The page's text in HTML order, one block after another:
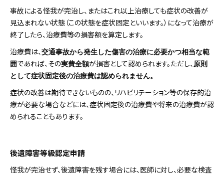
事故による怪我が完治し、またはこれ以上治療しても症状の改善が
見込まれない状態（この状態を症状固定といいます。）になって治療が
終了したら、治療費等の損害額を算定します。
治療費は、交通事故から発生した傷害の治療に必要かつ相当な範
囲 であれば、その実費全額が損害として認められます。ただし、 原則
として症状固定後の治療費は認められません。
症状の改善は期待できないものの、リハビリテーション等の保存的治
療が必要な場合などには、症状固定後の治療費や将来の治療費が認
められることもあります。
後遺障害等級認定申請
怪我が完治せず、後遺障害を残す場合には、医師に対し、必要な検査